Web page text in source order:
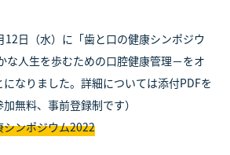
12日（水）に「歯と口の健康シンポジウ
な人生を歩むための口腔健康管理－をオ
なりました。詳細については添付PDFを
無料、事前登録制です）
ンポジウム2022